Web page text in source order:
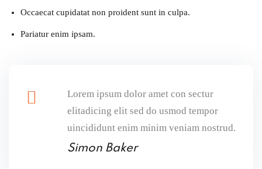
Occaecat cupidatat non proident sunt in culpa.
Pariatur enim ipsam.
Lorem ipsum dolor amet con sectur
elitadicing elit sed do usmod tempor
uincididunt enim minim veniam nostrud.
Simon Baker